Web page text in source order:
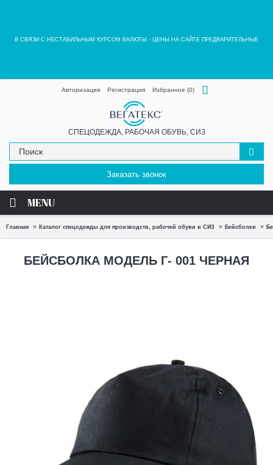
В СВЯЗИ С НЕСТАБИЛЬНЫМ КУРСОМ ВАЛЮТЫ - ЦЕНЫ НА САЙТЕ ПРЕДВАРИТЕЛЬНЫЕ
Авторизация Регистрация Избранное (0)
СПЕЦОДЕЖДА, РАБОЧАЯ ОБУВЬ, СИЗ
Заказать звонок
MENU
Главная Каталог спецодежды для производств, рабочей обуви и СИЗ Бейсболки
БЕЙСБОЛКА МОДЕЛЬ Г- 001 ЧЕРНАЯ